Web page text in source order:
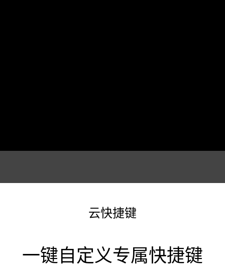
云快捷键
一键自定义专属快捷键